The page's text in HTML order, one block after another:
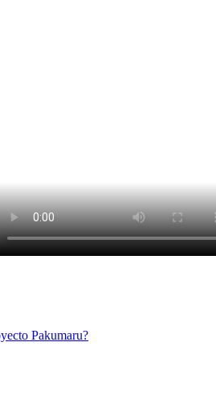
Pakumaru?